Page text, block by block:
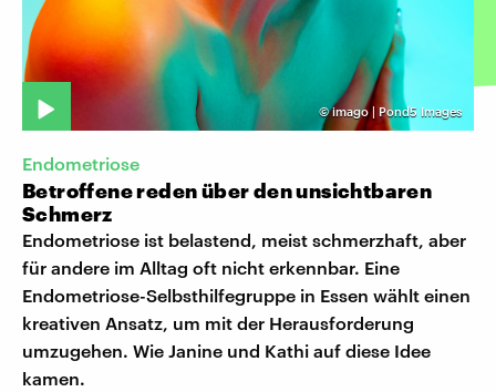
©imago | Pond5 Images
Endometriose
Betroffene reden über den unsichtbaren
Schmerz
Endometriose ist belastend, meist schmerzhaft, aber
für andere im Alltag oft nicht erkennbar. Eine
Endometriose-Selbsthilfegruppe in Essen wählt einen
kreativen Ansatz, um mit der Herausforderung
umzugehen. Wie Janine und Kathi auf diese Idee
kamen.